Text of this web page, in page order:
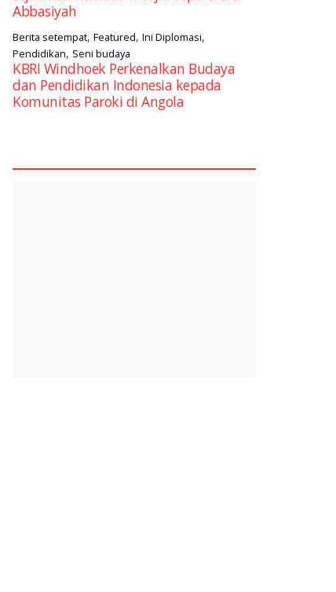
Abbasiyah
Berita setempat, Featured, Ini Diplomasi,
Pendidikan, Seni budaya
KBRI Windhoek Perkenalkan Budaya
dan Pendidikan Indonesia kepada
Komunitas Paroki di Angola